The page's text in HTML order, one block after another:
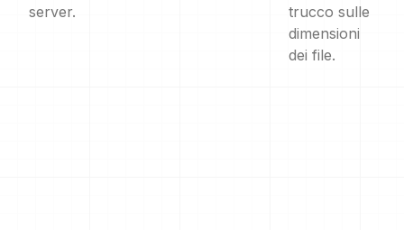
server.
trucco sulle
dimensioni
dei file.